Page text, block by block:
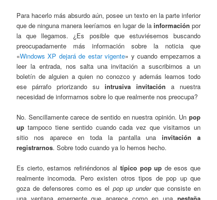
Para hacerlo más absurdo aún, posee un texto en la parte inferior
que de ninguna manera leeríamos en lugar de la información por
la que llegamos. ¿Es posible que estuviésemos buscando
preocupadamente más información sobre la noticia que
«Windows XP dejará de estar vigente» y cuando empezamos a
leer la entrada, nos salta una invitación a suscribirnos a un
boletín de alguien a quien no conozco y además leamos todo
ese párrafo priorizando su intrusiva invitación a nuestra
necesidad de informarnos sobre lo que realmente nos preocupa?
No. Sencillamente carece de sentido en nuestra opinión. Un pop
up tampoco tiene sentido cuando cada vez que visitamos un
sitio nos aparece en toda la pantalla unainvitación a
registrarnos. Sobre todo cuando ya lo hemos hecho.
Es cierto, estamos refiriéndonos al típico pop up de esos que
realmente incomoda. Pero existen otros tipos de pop up que
goza de defensores como es el pop up underque consiste en